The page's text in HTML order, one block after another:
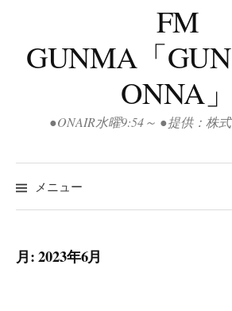
FM
GUNMA「
ONNA」
●ONAIR水曜9:54～ ●提供：株
メニュー
月:2023年6月